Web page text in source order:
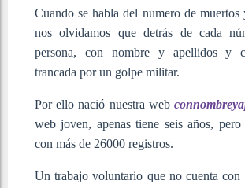
Cuando se habla del numero de muertos
nos olvidamos que detrás de cada
persona, con nombre y apellidos y
trancada por un golpe militar.
Por ello nació nuestra web
web joven, apenas tiene seis años,
con más de 26000 registros.
Un trabajo voluntario que no cuenta